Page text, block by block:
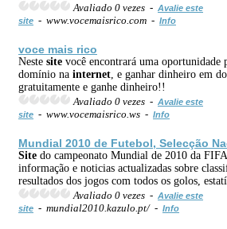
Avaliado 0 vezes - Avalie este
site - www.vocemaisrico.com - Info
voce mais rico
Neste site você encontrará uma oportunidade
domínio na internet , e ganhar dinheiro em
gratuitamente e ganhe dinheiro!!
Avaliado 0 vezes - Avalie este
site - www.vocemaisrico.ws - Info
Mundial 2010 de Futebol, Selecção
Site do campeonato Mundial de 2010 da
informação e noticias actualizadas sobre
resultados dos jogos com todos os golos,
Avaliado 0 vezes - Avalie este
site - mundial2010.kazulo.pt/ - Info